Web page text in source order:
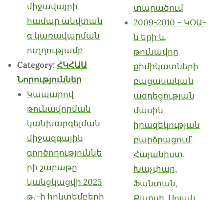
միջավայրի
համար անվտան
գ կառավարման
ուղղությամբ
Category:ՀԿՀԱԱ
Նորություններ
Կապարով
թունավորման
կանխարգելման
միջազգային
գործողություննե
րի շաբաթը
կանցկացվի 2025
թ․-ի հոկտեմբերի
տարածում
2009-2010 – ԿՕԱ-
ն երի և
թունավոր
քիմիկատների
բացասական
ազդեցության
մասին
իրազեկության
բարձրացում`
Հայանիստ,
Խաչփար,
Ֆանտան,